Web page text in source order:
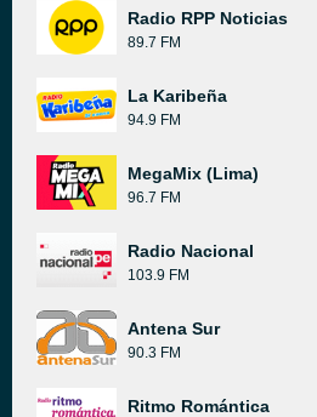
Radio RPP Noticias
89.7 FM
La Karibeña
94.9 FM
MegaMix (Lima)
96.7 FM
Radio Nacional
103.9 FM
Antena Sur
90.3 FM
Ritmo Romántica